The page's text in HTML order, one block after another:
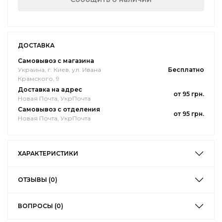
ДОСТАВКА
Самовывоз с магазина
Украина, г. Киев, ул. Ивана
Крамского, 9
Бесплатно
Доставка на адрес
Новая Почта, УкрПочта
от 95 грн.
Самовывоз с отделения
Новая Почта, УкрПочта
от 95 грн.
ХАРАКТЕРИСТИКИ
ОТЗЫВЫ (0)
ВОПРОСЫ (0)